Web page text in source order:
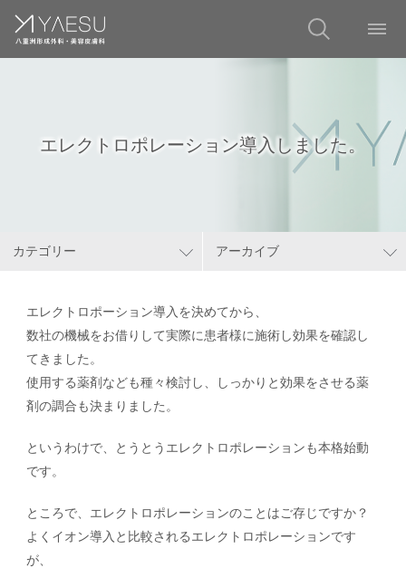
エレクトロポレーション導入しました。
カテゴリー アーカイブ
エレクトロポーション導入を決めてから、
数社の機械をお借りして実際に患者様に施術し効果を確認し
てきました。
使用する薬剤なども種々検討し、しっかりと効果をさせる薬
剤の調合も決まりました。
というわけで、とうとうエレクトロポレーションも本格始動
です。
ところで、エレクトロポレーションのことはご存じですか？
よくイオン導入と比較されるエレクトロポレーションです
が、